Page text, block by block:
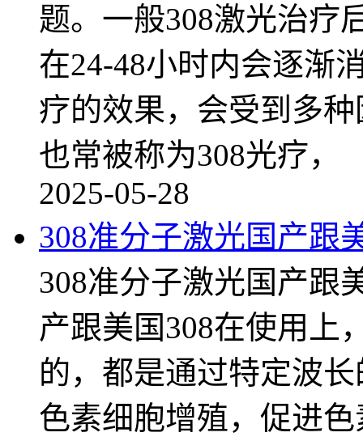
题。一般308激光治疗
在24-48小时内会逐渐
疗的效果，会受到多
也常被称为308光疗，
2025-05-28
308准分子激光国产跟
308准分子激光国产跟
产跟美国308在使用上
的，都是通过特定波
色素细胞增殖，促进